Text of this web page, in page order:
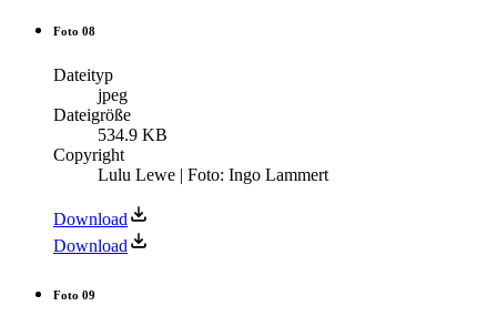
Foto 08
Dateityp
jpeg
Dateigröße
534.9 KB
Copyright
Lulu Lewe | Foto: Ingo Lammert
Download
Download
Foto 09